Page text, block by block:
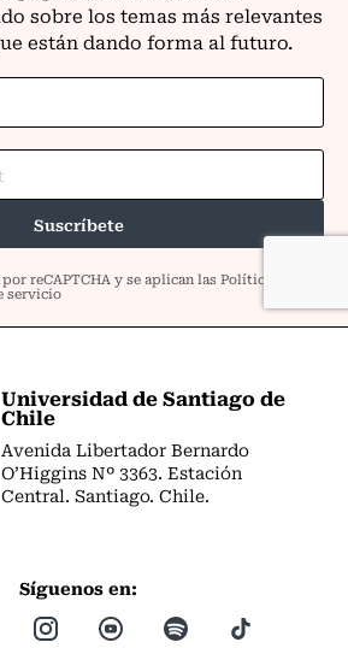
Universidad de Santiago de
Chile
Avenida Libertador Bernardo
O’Higgins Nº 3363. Estación
Central. Santiago. Chile.
Síguenos en: